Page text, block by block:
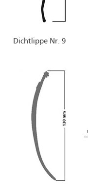
Dichtlippe Nr. 9